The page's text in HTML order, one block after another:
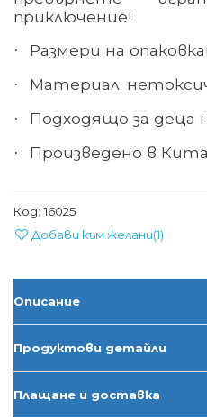
приключение!
· Размери на
· Материал:
· Подходящо за деца
· Произведено в
Код: 16025
Добави към желани(1)
Описание
Продуктови детайли
Плащане и доставка